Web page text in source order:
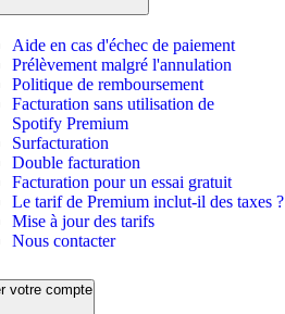
Aide en cas d'échec de paiement
Prélèvement malgré l'annulation
Politique de remboursement
Facturation sans utilisation de
Spotify Premium
Surfacturation
Double facturation
Facturation pour un essai gratuit
Le tarif de Premium inclut-il des taxes ?
Mise à jour des tarifs
Nous contacter
votre compte